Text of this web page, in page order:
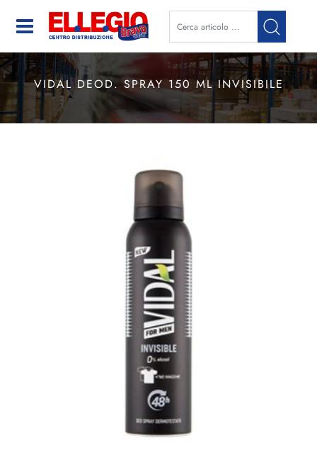
Open
VIDAL DEOD. SPRAY 150 ML INVISIBILE